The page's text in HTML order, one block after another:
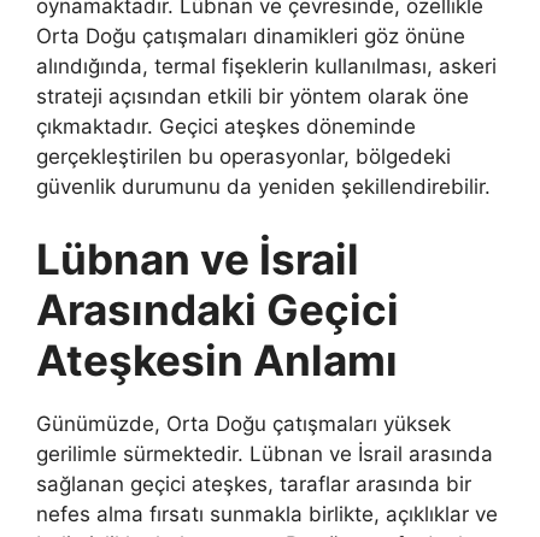
oynamaktadır. Lübnan ve çevresinde, özellikle
Orta Doğu çatışmaları dinamikleri göz önüne
alındığında, termal fişeklerin kullanılması, askeri
strateji açısından etkili bir yöntem olarak öne
çıkmaktadır. Geçici ateşkes döneminde
gerçekleştirilen bu operasyonlar, bölgedeki
güvenlik durumunu da yeniden şekillendirebilir.
Lübnan ve İsrail
Arasındaki Geçici
Ateşkesin Anlamı
Günümüzde, Orta Doğu çatışmaları yüksek
gerilimle sürmektedir. Lübnan ve İsrail arasında
sağlanan geçici ateşkes, taraflar arasında bir
nefes alma fırsatı sunmakla birlikte, açıklıklar ve